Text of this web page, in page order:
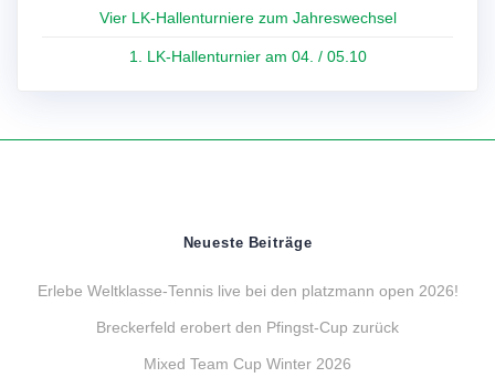
Vier LK-Hallenturniere zum Jahreswechsel
1. LK-Hallenturnier am 04. / 05.10
Neueste Beiträge
Erlebe Weltklasse-Tennis live bei den platzmann open 2026!
Breckerfeld erobert den Pfingst-Cup zurück
Mixed Team Cup Winter 2026